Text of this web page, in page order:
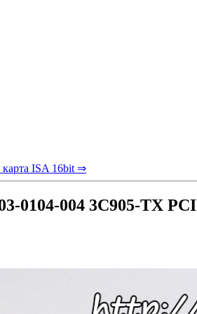
карта ISA 16bit ⇒
0104-004 3C905-TX PCI